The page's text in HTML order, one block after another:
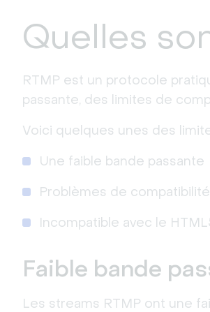
Quelles
RTMP est un protocole
passante, des limites de
Voici quelques unes des
Une faible bande passante
Problèmes de
Incompatible avec le
Faible bande
Les streams RTMP ont une